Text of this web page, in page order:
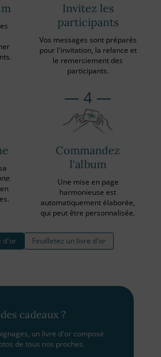
Invitez les
participants
Vos messages sont préparés
pour l'invitation, la relance et
le remerciement des
participants.
.
4
Commandez
l'album
Une mise en page
harmonieuse est
automatiquement élaborée,
qui peut être personnalisée.
d'or Feuilletez un livre d'or
cadeaux ?
un livre d'or composé
de tous nos proches.